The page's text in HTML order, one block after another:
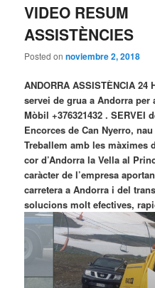
VIDEO RESUM
ASSISTÈNCIES
Posted onnoviembre 2, 2018
ANDORRA ASSISTÈNCIA 24
servei de grua a Andorra per
Mòbil +376321432 . SERVEI
Encorces de Can Nyerro, nau
Treballem amb les màximes
cor d’Andorra la Vella al
caràcter de l’empresa
carretera a Andorra i del
solucions molt efectives,